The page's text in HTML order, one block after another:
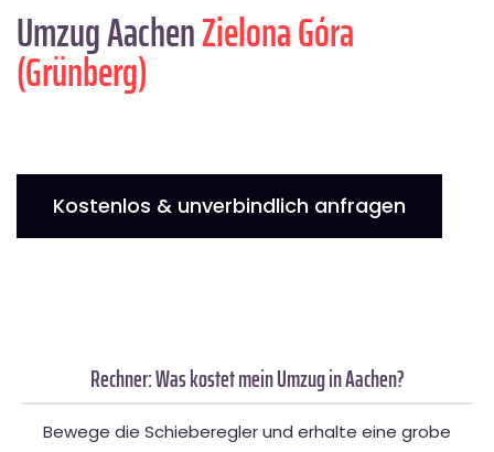
Umzug AachenZielona Góra
(Grünberg)
Kostenlos & unverbindlich anfragen
Rechner: Was kostet mein Umzug in Aachen?
Bewege die Schieberegler und erhalte eine grobe